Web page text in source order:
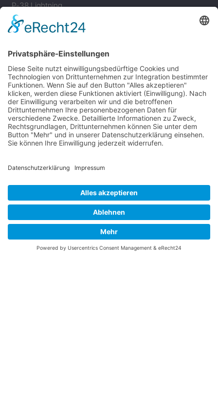
P-38 Lightning
P-47 Thunderbolt
P-51 Mustang
INFO
Über diese B-17 Webseite
Kontakt
Impressum
Datenschutzerklärung
B-17 Fan Store
Links
UNTERSTÜTZEN
Gefällt Ihnen diese Website über die B-17 Flying
Fortress? Ich könnte Ihnen helfen, die Informationen
zu finden, die Sie suchen? Ich würde mich sehr
freuen, wenn Sie meine Arbeit jetzt mitPayPal
Meunterstützen!